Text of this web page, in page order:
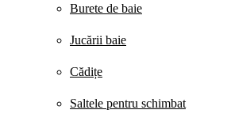
Burete de baie
Jucării baie
Cădițe
Saltele pentru schimbat